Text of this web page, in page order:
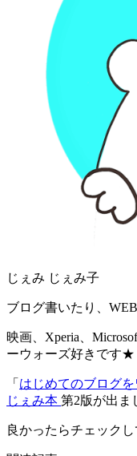
じぇみ じぇみ子
ブログ書いたり、
映画、Xperia、
ーウォーズ好きです★
「 はじめてのブログ
じぇみ本 第2版が出ま
良かったらチェック